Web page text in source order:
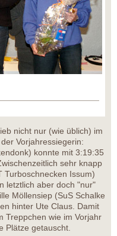
nicht nur (wie üblich) im
Vorjahressiegerin:
konnte mit 3:19:35
sehr knapp
Turboschnecken Issum)
letztlich aber doch "nur"
Möllensiep (SuS Schalke
hinter Ute Claus. Damit
Treppchen wie im Vorjahr
Plätze getauscht.